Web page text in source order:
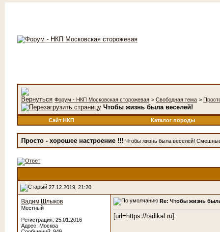
Форум - НКП Московская сторожевая > Свободная тема >
Чтобы жизнь была веселей!
Сайт НКП Каталог породы
Просто - хорошее настроение !!! Чтобы жизнь была веселей!
27.12.2019, 21:20
Вадим Шлыков
Местный
Регистрация: 25.01.2016
Адрес: Москва
Re: Чтобы жизнь
[url=https://radikal.ru]